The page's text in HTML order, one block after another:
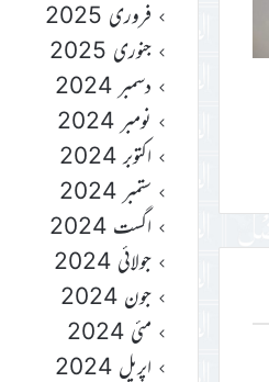
فروری 2025
جنوری 2025
دسمبر 2024
نومبر 2024
اکتوبر 2024
ستمبر 2024
اگست 2024
جولائی 2024
جون 2024
مئی 2024
اپریل 2024